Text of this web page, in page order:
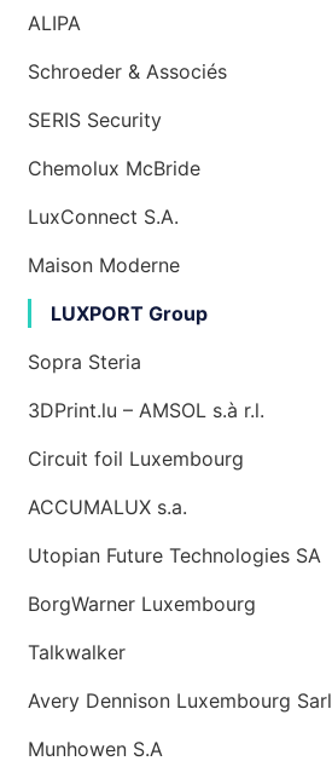
ALIPA
Schroeder & Associés
SERIS Security
Chemolux McBride
LuxConnect S.A.
Maison Moderne
LUXPORT Group
Sopra Steria
3DPrint.lu – AMSOL s.à r.l.
Circuit foil Luxembourg
ACCUMALUX s.a.
Utopian Future Technologies SA
BorgWarner Luxembourg
Talkwalker
Avery Dennison Luxembourg Sarl
Munhowen S.A